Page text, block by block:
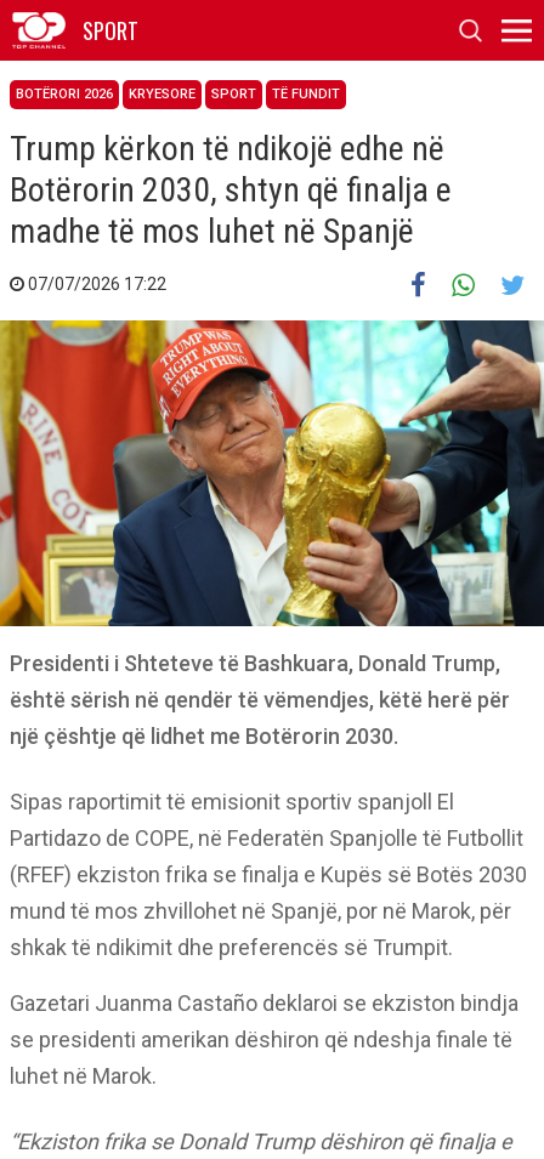
SPORT
BOTËRORI 2026 KRYESORE SPORT TË FUNDIT
Trump kërkon të ndikojë edhe në
Botërorin 2030, shtyn që finalja e
madhe të mos luhet në Spanjë
07/07/2026 17:22
Presidenti i Shteteve të Bashkuara, Donald Trump,
është sërish në qendër të vëmendjes, këtë herë për
një çështje që lidhet me Botërorin 2030.
Sipas raportimit të emisionit sportiv spanjoll El
Partidazo de COPE, në Federatën Spanjolle të Futbollit
(RFEF) ekziston frika se finalja e Kupës së Botës 2030
mund të mos zhvillohet në Spanjë, por në Marok, për
shkak të ndikimit dhe preferencës së Trumpit.
Gazetari Juanma Castaño deklaroi se ekziston bindja
se presidenti amerikan dëshiron që ndeshja finale të
luhet në Marok.
“Ekziston frika se Donald Trump dëshiron që finalja e